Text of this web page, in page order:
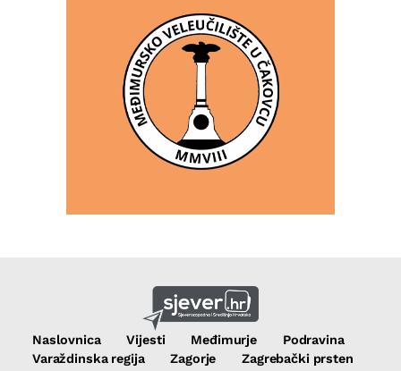
Naslovnica Vijesti Međimurje
Podravina
Varaždinska regija
Zagorje Zagrebački prsten